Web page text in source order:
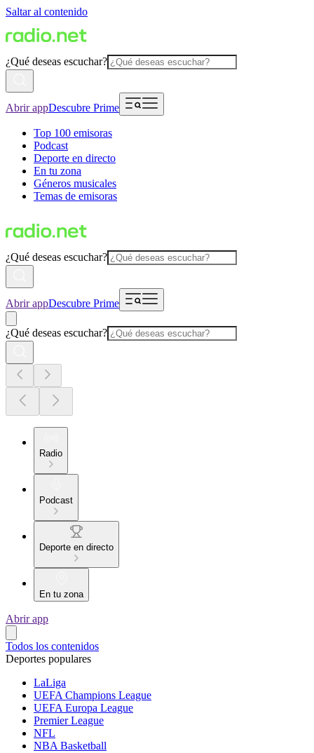
Saltar al contenido
¿Qué deseas escuchar?
Abrir appDescubre Prime
Top 100 emisoras
Podcast
Deporte en directo
En tu zona
Géneros musicales
Temas de emisoras
¿Qué deseas escuchar?
Abrir appDescubre Prime
¿Qué deseas escuchar?
Radio
Podcast
Deporte en directo
En tu zona
Abrir app
Todos los contenidos
Deportes populares
LaLiga
UEFA Champions League
UEFA Europa League
Premier League
NFL
NBA Basketball